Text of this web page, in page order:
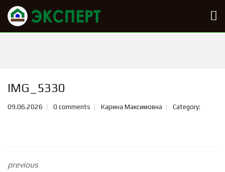
IMG_5330
09.06.2026 0 comments Карина Максимовна Category:
previous